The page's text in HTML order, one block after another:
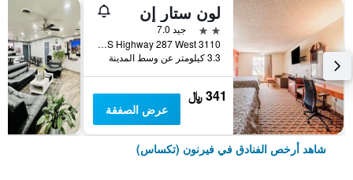
لون ستار إن
2 نجمتين
جيد 7.0
3110 US Highway 287 West, فيرنون (تكساس), TX, الولايات المتحدة الأميريكية
3.3 كيلومتر عن وسط المدينة
341 ﷼
عرض الصفقة
شاهد أرخص الفنادق في فيرنون (تكساس)